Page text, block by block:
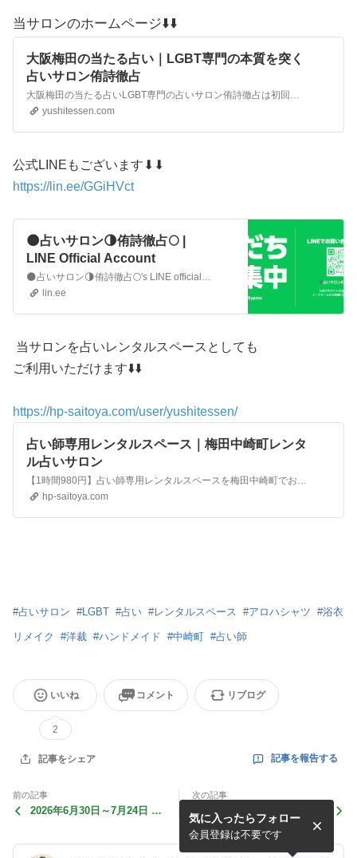
当サロンのホームページ⬇️⬇️
大阪梅田の当たる占い｜LGBT専門の本質を突く
占いサロン侑詩徹占
大阪梅田の当たる占いLGBT専門の占いサロン侑詩徹占は初回時間無制限でじっくりお話をお伺いします。大阪梅田でLGBTに特化した本質を突く当たる占いを自信を持ってお伝えします。大阪梅田でリピート率90%の多くのLGBTの方から大好評の当たる占いサロン
yushitessen.com
公式LINEもございます⬇⬇
https://lin.ee/GGiHVct
🌑占いサロン🌗侑詩徹占🌕 |
LINE Official Account
🌑占いサロン🌗侑詩徹占🌕's LINE official account profile page. Add them as a friend for the latest news.
lin.ee
当サロンを占いレンタルスペースとしても
ご利用いただけます⬇️⬇️
https://hp-saitoya.com/user/yushitessen/
占い師専用レンタルスペース｜梅田中崎町レンタ
ル占いサロン
【1時間980円】占い師専用レンタルスペースを梅田中崎町でお探しなら占い師専用レンタルスペース・レンタル占いサロン侑詩徹占へ！梅田中崎町の占い師向けレンタルスペース
hp-saitoya.com
#占いサロン #LGBT #占い #レンタルスペース #アロハシャツ #浴衣
リメイク #洋裁 #ハンドメイド #中崎町 #占い師
いいね
2
コメント リブログ
記事をシェア 記事を報告する
前の記事
2026年6月30日～7月24日 水
次の記事
タロットをはじめてみたいあ
なたへ
気に入ったらフォロー
会員登録は不要です